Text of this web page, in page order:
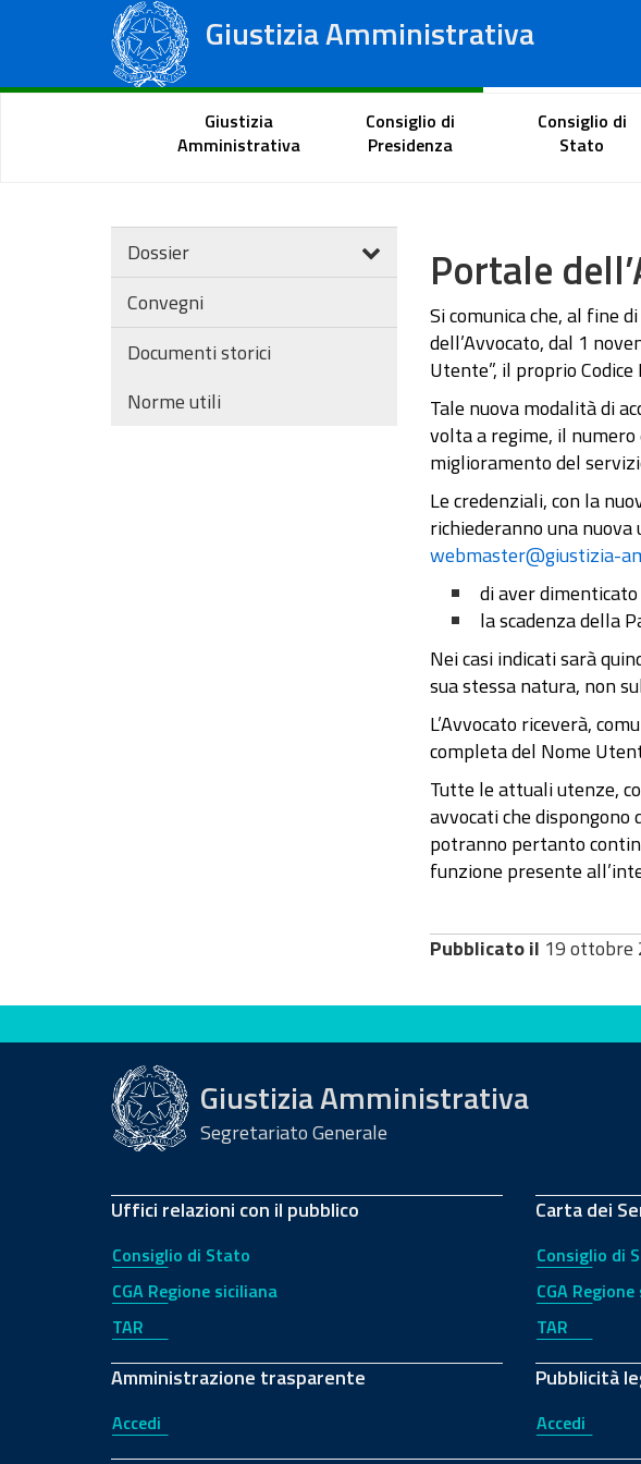
Giustizia Amministrativa
Tribunali Amministrativi Regionali
Portale del cittadino
Giustizia
Amministrativa
Consiglio di
Presidenza
Consiglio di
Stato
Dossier
Convegni
Documenti storici
Norme utili
Portale
Si comunica che, al fine
dell’Avvocato, dal 1
Utente”, il proprio Codice
Tale nuova modalità di
volta a regime, il numero
miglioramento del
Le credenziali, con la
richiederanno una
webmaster@giustizia-
di aver
la scadenza della
Nei casi indicati sarà
sua stessa natura, non
L’Avvocato riceverà,
completa del Nome
Tutte le attuali utenze,
avvocati che dispongono
potranno pertanto
funzione presente
Pubblicato il 19 ottobre
Valuta questo sito
Giustizia Amministrativa
Segretariato Generale
Uffici relazioni con il pubblico
Consiglio di Stato
CGA Regione siciliana
TAR
Amministrazione trasparente
Accedi
Carta dei
Consiglio di
CGA
TAR
Pubblicità
Accedi